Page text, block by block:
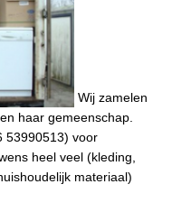
Wij zamelen
haar gemeenschap.
53990513) voor
heel veel (kleding,
materiaal)